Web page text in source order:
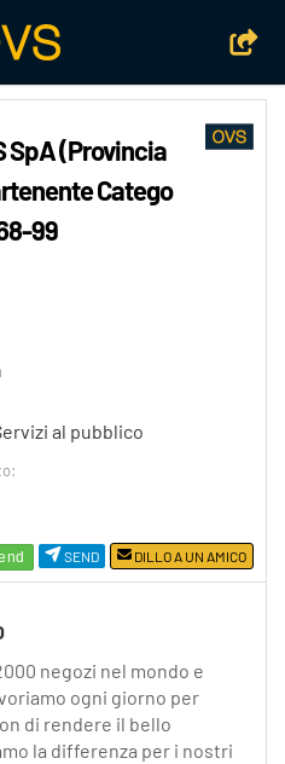
SEND DILLO A UN AMICO
SpA (Provincia
Catego
99
al pubblico
negozi nel mondo e
ogni giorno per
di rendere il bello
la differenza per i nostri